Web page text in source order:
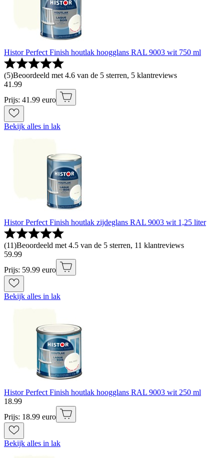
Histor Perfect Finish houtlak hoogglans RAL 9003 wit 750 ml
(5)Beoordeeld met 4.6 van de 5 sterren, 5 klantreviews
41 .99
Prijs: 41.99 euro
Bekijk alles in lak
Histor Perfect Finish houtlak zijdeglans RAL 9003 wit 1,25 liter
(11)Beoordeeld met 4.5 van de 5 sterren, 11 klantreviews
59.99
Prijs: 59.99 euro
Bekijk alles in lak
Histor Perfect Finish houtlak hoogglans RAL 9003 wit 250 ml
18.99
Prijs: 18.99 euro
Bekijk alles in lak